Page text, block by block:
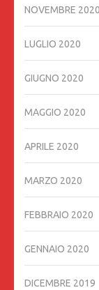
NOVEMBRE 2020
LUGLIO 2020
GIUGNO 2020
MAGGIO 2020
APRILE 2020
MARZO 2020
FEBBRAIO 2020
GENNAIO 2020
DICEMBRE 2019